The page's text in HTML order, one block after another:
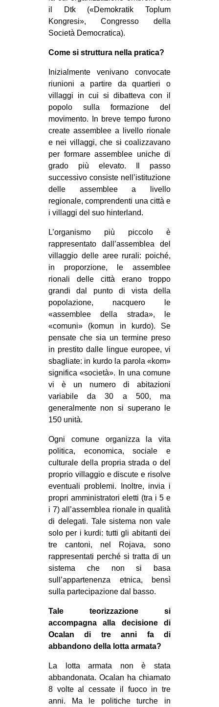
il Dtk («Demokratik Toplum
Kongresi», Congresso della
Società Democratica).
Come si struttura nella pratica?
Inizialmente venivano convocate
riunioni a partire da quartieri o
villaggi in cui si dibatteva con il
popolo sulla formazione del
movimento. In breve tempo furono
create assemblee a livello rionale
e nei villaggi, che si coalizzavano
per formare assemblee uniche di
grado più elevato. Il passo
successivo consiste nell’istituzione
delle assemblee a livello
regionale, comprendenti una città e
i villaggi del suo hinterland.
L’organismo più piccolo è
rappresentato dall’assemblea del
villaggio delle aree rurali: poiché,
in proporzione, le assemblee
rionali delle città erano troppo
grandi dal punto di vista della
popolazione, nacquero le
«assemblee della strada», le
«comuni» (komun in kurdo). Se
pensate che sia un termine preso
in prestito dalle lingue europee, vi
sbagliate: in kurdo la parola «kom»
significa «società». In una comune
vi è un numero di abitazioni
variabile da 30 a 500, ma
generalmente non si superano le
150 unità.
Ogni comune organizza la vita
politica, economica, sociale e
culturale della propria strada o del
proprio villaggio e discute e risolve
eventuali problemi. Inoltre, invia i
propri amministratori eletti (tra i 5 e
i 7) all’assemblea rionale in qualità
di delegati. Tale sistema non vale
solo per i kurdi: tutti gli abitanti dei
tre cantoni, nel Rojava, sono
rappresentati perché si tratta di un
sistema che non si basa
sull’appartenenza etnica, bensì
sulla partecipazione dal basso.
Tale teorizzazione si
accompagna alla decisione di
Ocalan di tre anni fa di
abbandono della lotta armata?
La lotta armata non è stata
abbandonata. Ocalan ha chiamato
8 volte al cessate il fuoco in tre
anni. Ma le politiche turche in